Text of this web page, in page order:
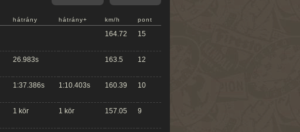
hátrány hátrány+ km/h pont
164.72 15
26.983s 163.5 12
1:37.386s 1:10.403s 160.39 10
1 kör 1 kör 157.05 9